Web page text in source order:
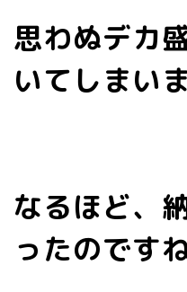
思わぬデカ
いてしまい
なるほど、
ったのですね